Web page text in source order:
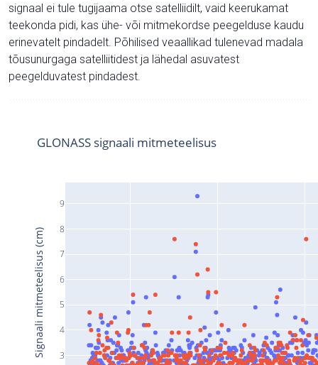
signaal ei tule tugijaama otse satelliidilt, vaid keerukamat
teekonda pidi, kas ühe- või mitmekordse peegelduse kaudu
erinevatelt pindadelt. Põhilised veaallikad tulenevad madala
tõusunurgaga satelliitidest ja lähedal asuvatest
peegelduvatest pindadest.
3
4
5
6
7
8
9
GLONASS signaali mitmeteelisus
Signaali mitmeteelisus (cm)